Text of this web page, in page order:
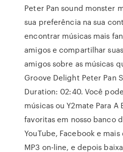
Peter Pan sound monster
sua preferência na sua
encontrar músicas mais
amigos e compartilhar
amigos sobre as músicas
Groove Delight Peter Pan
Duration: 02:40. Você
músicas ou Y2mate Para A
favoritas em nosso banco
YouTube, Facebook e
MP3 on-line, e depois